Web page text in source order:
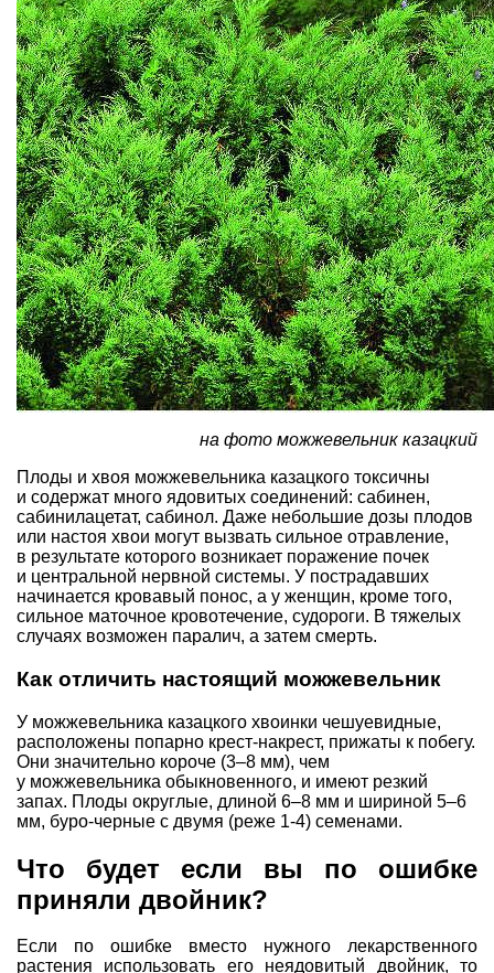
на фото можжевельник казацкий
Плоды и хвоя можжевельника казацкого токсичны
и содержат много ядовитых соединений: сабинен,
сабинилацетат, сабинол. Даже небольшие дозы плодов
или настоя хвои могут вызвать сильное отравление,
в результате которого возникает поражение почек
и центральной нервной системы. У пострадавших
начинается кровавый понос, а у женщин, кроме того,
сильное маточное кровотечение, судороги. В тяжелых
случаях возможен паралич, а затем смерть.
Как отличить настоящий можжевельник
У можжевельника казацкого хвоинки чешуевидные,
расположены попарно крест-накрест, прижаты к побегу.
Они значительно короче (3–8 мм), чем
у можжевельника обыкновенного, и имеют резкий
запах. Плоды округлые, длиной 6–8 мм и шириной 5–6
мм, буро-черные с двумя (реже 1-4) семенами.
Что будет если вы по ошибке
приняли двойник?
Если по ошибке вместо нужного лекарственного
растения использовать его неядовитый двойник, то